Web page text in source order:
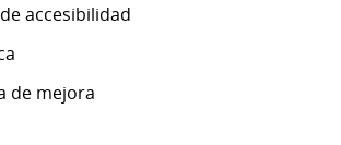
accesibilidad
de mejora